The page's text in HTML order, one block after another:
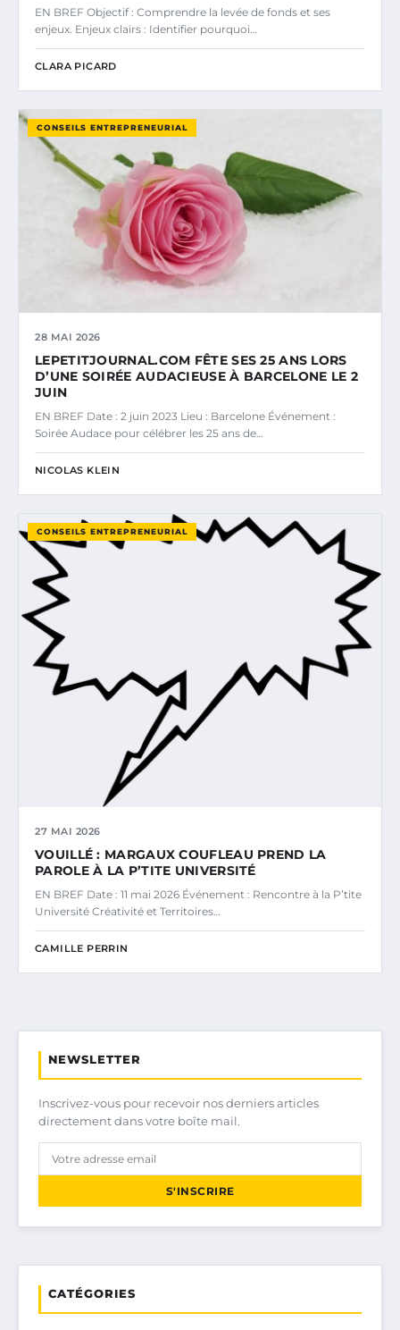
EN BREF Objectif : Comprendre la levée de fonds et ses
enjeux. Enjeux clairs : Identifier pourquoi…
CLARA PICARD
CONSEILS ENTREPRENEURIAL
28 MAI 2026
LEPETITJOURNAL.COM FÊTE SES 25 ANS LORS
D’UNE SOIRÉE AUDACIEUSE À BARCELONE LE 2
JUIN
EN BREF Date : 2 juin 2023 Lieu : Barcelone Événement :
Soirée Audace pour célébrer les 25 ans de…
NICOLAS KLEIN
CONSEILS ENTREPRENEURIAL
27 MAI 2026
VOUILLÉ : MARGAUX COUFLEAU PREND LA
PAROLE À LA P’TITE UNIVERSITÉ
EN BREF Date : 11 mai 2026 Événement : Rencontre à la P’tite
Université Créativité et Territoires…
CAMILLE PERRIN
NEWSLETTER
Inscrivez-vous pour recevoir nos derniers articles
directement dans votre boîte mail.
S'INSCRIRE
CATÉGORIES